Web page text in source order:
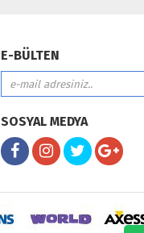
E-BÜLTEN
SOSYAL MEDYA